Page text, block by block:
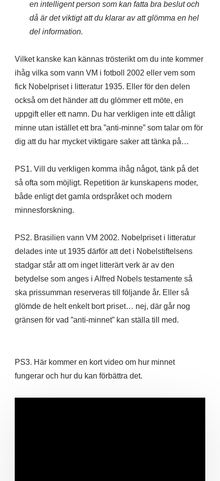
en intelligent person som kan fatta bra beslut och
då är det viktigt att du klarar av att glömma en hel
del information.
Vilket kanske kan kännas trösterikt om du inte kommer
ihåg vilka som vann VM i fotboll 2002 eller vem som
fick Nobelpriset i litteratur 1935. Eller för den delen
också om det händer att du glömmer ett möte, en
uppgift eller ett namn. Du har verkligen inte ett dåligt
minne utan istället ett bra ”anti-minne” som talar om för
dig att du har mycket viktigare saker att tänka på…
PS1. Vill du verkligen komma ihåg något, tänk på det
så ofta som möjligt. Repetition är kunskapens moder,
både enligt det gamla ordspråket och modern
minnesforskning.
PS2. Brasilien vann VM 2002. Nobelpriset i litteratur
delades inte ut 1935 därför att det i Nobelstiftelsens
stadgar står att om inget litterärt verk är av den
betydelse som anges i Alfred Nobels testamente så
ska prissumman reserveras till följande år. Eller så
glömde de helt enkelt bort priset… nej, där går nog
gränsen för vad ”anti-minnet” kan ställa till med.
PS3. Här kommer en kort video om hur minnet
fungerar och hur du kan förbättra det.